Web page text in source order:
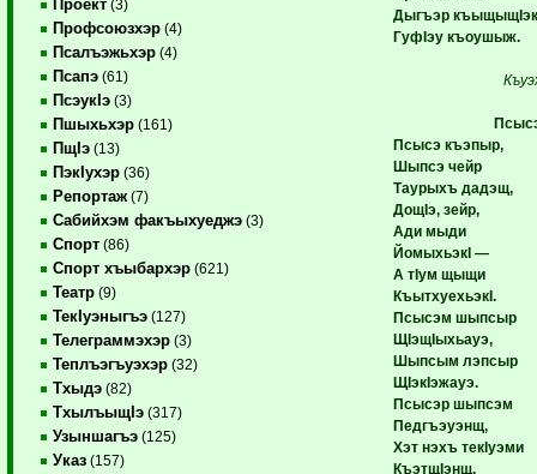
Проект (3)
Профсоюзхэр (4)
Псалъэжьхэр (4)
Псапэ (61)
ПсэукIэ (3)
Пшыхьхэр (161)
ПщIэ (13)
ПэкIухэр (36)
Репортаж (7)
Сабийхэм факъыхуеджэ (3)
Спорт (86)
Спорт хъыбархэр (621)
Театр (9)
ТекIуэныгъэ (127)
Телеграммэхэр (3)
Теплъэгъуэхэр (32)
Тхыдэ (82)
ТхылъыщIэ (317)
Узыншагъэ (125)
Указ (157)
Дыгъэр
ГуфIэу къоушыж.
Псысэ къэпыр,
Шыпсэ чейр
Таурыхъ дадэщ,
ДощIэ, зейр,
Ади мыди
ЙомыхьэкI —
А тIум щыщи
КъытхуехьэкI.
Псысэм шыпсыр
ЩIэщIыхьауэ,
Шыпсым лэпсыр
ЩIэкIэжауэ.
Псысэр шыпсэм
Педгъэуэнщ,
Хэт нэхъ текIуэми
КъэтщIэнщ.